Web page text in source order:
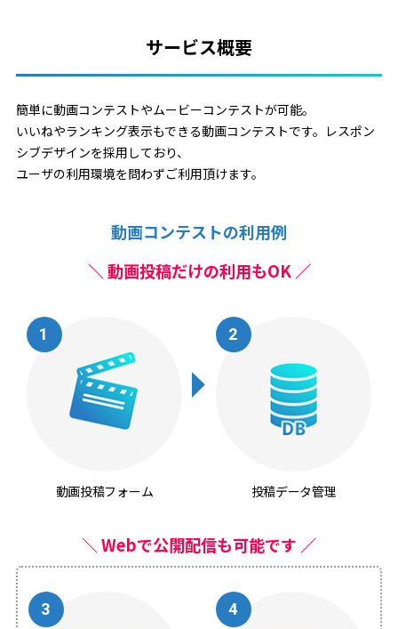
サービス概要
簡単に動画コンテストやムービーコンテストが可能。
いいねやランキング表示もできる動画コンテストです。レスポン
シブデザインを採用しており、
ユーザの利用環境を問わずご利用頂けます。
動画コンテストの利用例
＼ 動画投稿だけの利用もOK ／
動画投稿フォーム 投稿データ管理
＼ Webで公開配信も可能です ／